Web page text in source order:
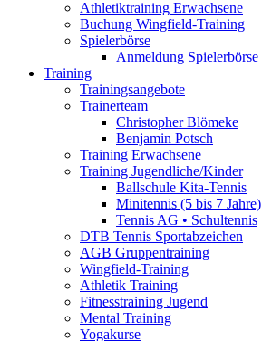
Athletiktraining Erwachsene
Buchung Wingfield-Training
Spielerbörse
Anmeldung Spielerbörse
Training
Trainingsangebote
Trainerteam
Christopher Blömeke
Benjamin Potsch
Training Erwachsene
Training Jugendliche/Kinder
Ballschule Kita-Tennis
Minitennis (5 bis 7 Jahre)
Tennis AG • Schultennis
DTB Tennis Sportabzeichen
AGB Gruppentraining
Wingfield-Training
Athletik Training
Fitnesstraining Jugend
Mental Training
Yogakurse